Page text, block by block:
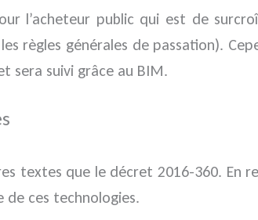
l’acheteur public qui est de
règles générales de passation).
sera suivi grâce au BIM.
textes que le décret 2016-360. En
de ces technologies.